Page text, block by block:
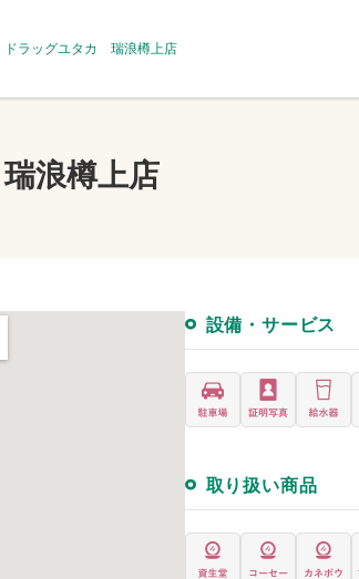
ドラッグユタカ 瑞浪樽上店
浪樽上店
設備・サービス
取り扱い商品